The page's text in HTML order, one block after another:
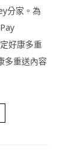
分家。為
好康多重
多重送內容